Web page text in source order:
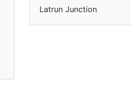
Latrun Junction